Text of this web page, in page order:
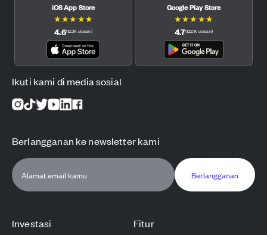
Investasi Fitur
iOS App Store
★★★ ★★
4.6(12.3K ulasan)
Google Play Store
★★★ ★★
4.7(122.1K ulasan)
Ikuti kami di media sosial
Berlangganan ke newsletter kami
Berlangganan